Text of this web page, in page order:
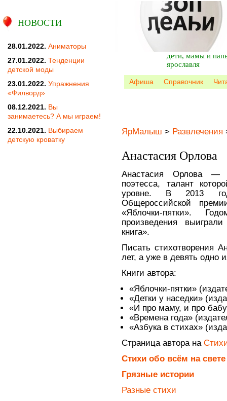
НОВОСТИ
28.01.2022. Аниматоры
27.01.2022. Тенденции
детской моды
23.01.2022. Упражнения
«Филворд»
08.12.2021. Вы
занимаетесь? А мы играем!
22.10.2021. Выбираем
детскую кроватку
дети, мамы и
ярославля
Афиша Справочник
ЯрМалыш > Развлечения
Анастасия Орлова
Анастасия Орлова —
поэтесса, талант
уровне. В 2013
Общероссийской
«Яблочки-пятки».
произведения
книга».
Писать стихотворения
лет, а уже в девять одно
Книги автора:
«Яблочки-пятки»
«Детки у наседки»
«И про маму, и про
«Времена года»
«Азбука в стихах»
Страница автора на
Стихи обо всём на свете
Грязные истории
Разные стихи